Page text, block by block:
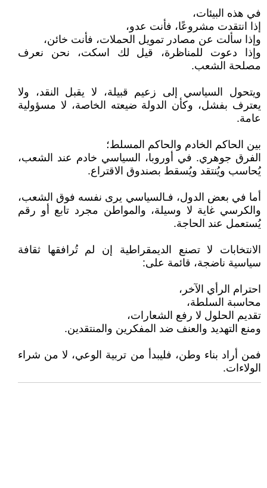
في هذه البيئات،
إذا انتقدت مشروعًا، فأنت عدو،
وإذا سألت عن مصادر تمويل الحملات، فأنت خائن،
وإذا دعوت للمناظرة، قيل لك اسكت، نحن نعرف
مصلحة الشعب.
ويتحول السياسي إلى زعيم قبيلة، لا يقبل النقد، ولا
يعترف بفشل، وكأن الدولة ضيعته الخاصة، لا مسؤولية
عامة.
بين الحاكم الخادم والحاكم المسلط؛
الفرق جوهري. في أوروبا، السياسي خادم عند الشعب،
يُحاسب ويُنتقد ويُسقط بصندوق الاقتراع.
أما في بعض الدول، فـالسياسي يرى نفسه فوق الشعب،
والكرسي غاية لا وسيلة، والمواطن مجرد تابع أو رقم
يُستعمل عند الحاجة.
الانتخابات لا تصنع الديمقراطية إن لم تُرافقها ثقافة
سياسية ناضجة، قائمة على:
احترام الرأي الآخر،
محاسبة السلطة،
تقديم الحلول لا رفع الشعارات،
ومنع التهديد والعنف ضد المفكرين والمنتقدين.
فمن أراد بناء وطن، فليبدأ من تربية الوعي، لا من شراء
الولاءات.